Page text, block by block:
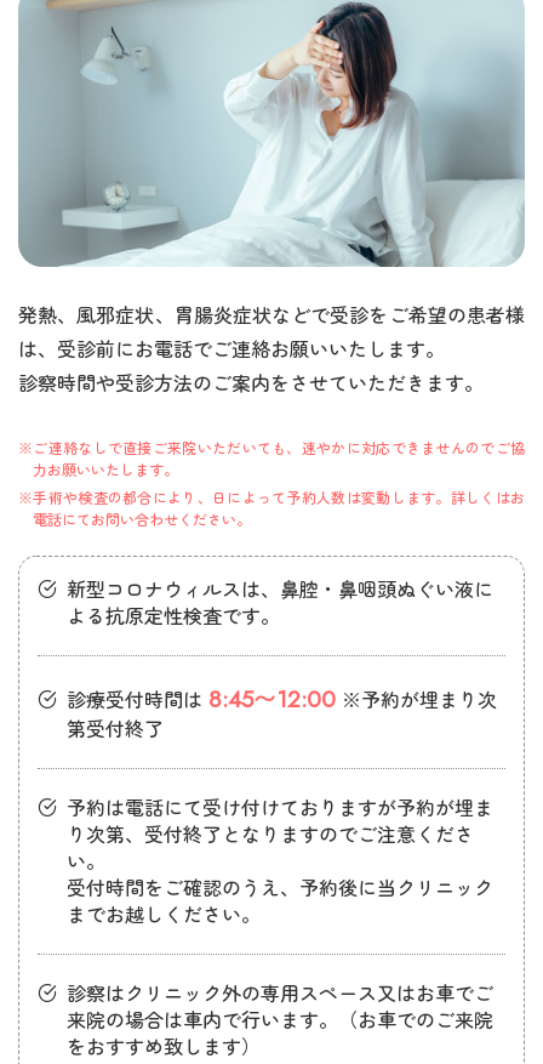
発熱、風邪症状、胃腸炎症状などで受診をご希望の患者様
は、受診前にお電話でご連絡お願いいたします。
診察時間や受診方法のご案内をさせていただきます。
※ご連絡なしで直接ご来院いただいても、速やかに対応できませんのでご協
力お願いいたします。
※手術や検査の都合により、日によって予約人数は変動します。詳しくはお
電話にてお問い合わせください。
新型コロナウィルスは、鼻腔・鼻咽頭ぬぐい液に
よる抗原定性検査です。
診療受付時間は 8:45〜12:00 ※予約が埋まり次
第受付終了
予約は電話にて受け付けておりますが予約が埋ま
り次第、受付終了となりますのでご注意くださ
い。
受付時間をご確認のうえ、予約後に当クリニック
までお越しください。
診察はクリニック外の専用スペース又はお車でご
来院の場合は車内で行います。（お車でのご来院
をおすすめ致します）